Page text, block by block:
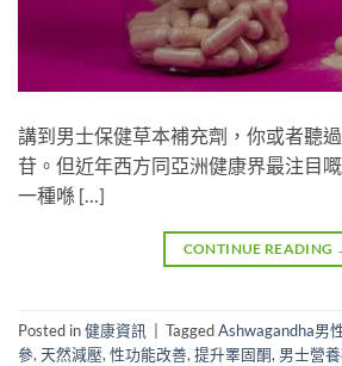
講到男士保健草本補充劑，你或者聽
苷。但近年西方同亞洲健康界最注目
一種喺 […]
CONTINUE READING
Posted in健康資訊 TaggedAshwagandha男
參,天然減壓,性功能改善,提升睪固酮, 男士營